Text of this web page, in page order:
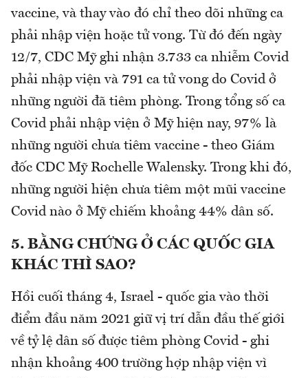
vaccine, và thay vào đó chỉ theo dõi những ca
phải nhập viện hoặc tử vong. Từ đó đến ngày
12/7, CDC Mỹ ghi nhận 3.733 ca nhiễm Covid
phải nhập viện và 791 ca tử vong do Covid ở
những người đã tiêm phòng. Trong tổng số ca
Covid phải nhập viện ở Mỹ hiện nay, 97% là
những người chưa tiêm vaccine - theo Giám
đốc CDC Mỹ Rochelle Walensky. Trong khi đó,
những người hiện chưa tiêm một mũi vaccine
Covid nào ở Mỹ chiếm khoảng 44% dân số.
5. BẰNG CHỨNG Ở CÁC QUỐC GIA
KHÁC THÌ SAO?
Hồi cuối tháng 4, Israel - quốc gia vào thời
điểm đầu năm 2021 giữ vị trí dẫn đầu thế giới
về tỷ lệ dân số được tiêm phòng Covid - ghi
nhận khoảng 400 trường hợp nhập viện vì